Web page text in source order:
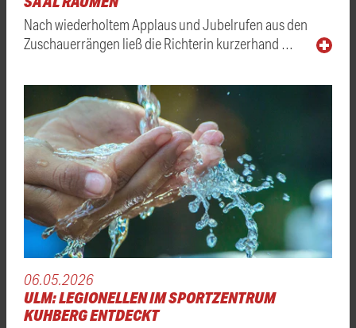
Nach wiederholtem Applaus und Jubelrufen aus den
Zuschauerrängen ließ die Richterin kurzerhand …
06.05.2026
ULM: LEGIONELLEN IM SPORTZENTRUM
KUHBERG ENTDECKT